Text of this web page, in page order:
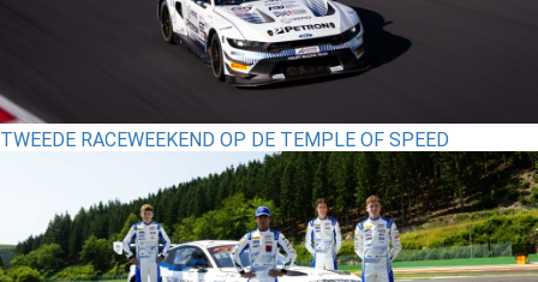
TWEEDE RACEWEEKEND OP DE TEMPLE OF SPEED